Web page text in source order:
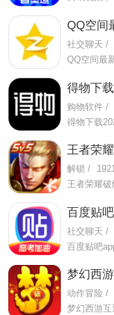
QQ空间
社交聊天 /
得物下
购物软件 /
王者荣
解锁 /
百度贴
社交聊天 /
梦幻西
动作冒险 /